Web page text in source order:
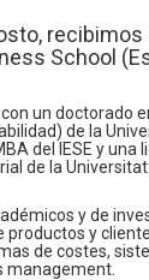
recibimos
School
un doctorado
de la
del IESE y una
de la
y de
productos y
de costes,
management.